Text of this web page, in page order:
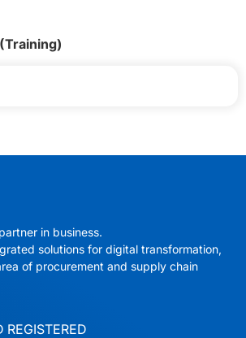
in business.
solutions for digital transformation,
of ​​procurement and supply chain
REGISTERED